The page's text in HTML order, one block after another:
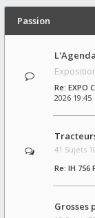
Passion
Re: EXPO
2026 19:45
41 Sujets
Re: IH 756
Grosses